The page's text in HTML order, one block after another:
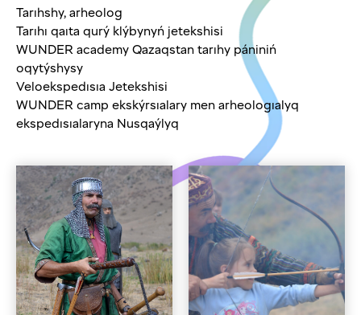
Tarıhshy, arheolog
Tarıhı qaıta qurý klýbynyń jetekshisi
WUNDER academy Qazaqstan tarıhy pániniń
oqytýshysy
Veloekspedısıa Jetekshisi
WUNDER camp ekskýrsıalary men arheologıalyq
ekspedısıalaryna Nusqaýlyq